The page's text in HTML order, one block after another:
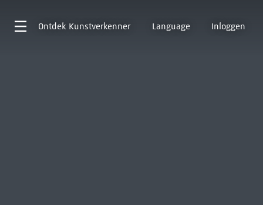
Ontdek Kunstverkenner Language Inloggen